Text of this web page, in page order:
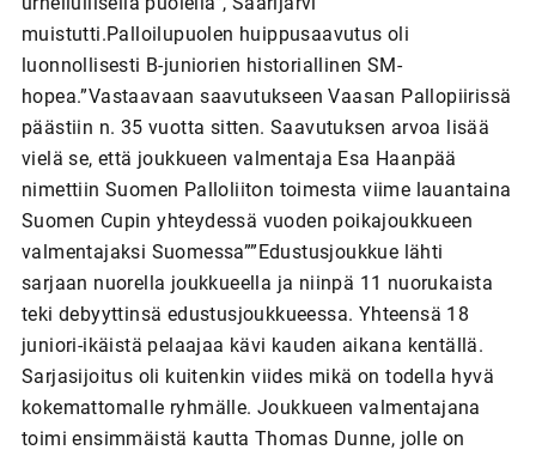
muistutti.Palloilupuolen huippusaavutus oli
luonnollisesti B-juniorien historiallinen SM-
hopea.”Vastaavaan saavutukseen Vaasan Pallopiirissä
päästiin n. 35 vuotta sitten. Saavutuksen arvoa lisää
vielä se, että joukkueen valmentaja Esa Haanpää
nimettiin Suomen Palloliiton toimesta viime lauantaina
Suomen Cupin yhteydessä vuoden poikajoukkueen
valmentajaksi Suomessa””Edustusjoukkue lähti
sarjaan nuorella joukkueella ja niinpä 11 nuorukaista
teki debyyttinsä edustusjoukkueessa. Yhteensä 18
juniori-ikäistä pelaajaa kävi kauden aikana kentällä.
Sarjasijoitus oli kuitenkin viides mikä on todella hyvä
kokemattomalle ryhmälle. Joukkueen valmentajana
toimi ensimmäistä kautta Thomas Dunne, jolle on